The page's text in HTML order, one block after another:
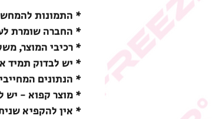
* התמונות
* החברה שומרת
* רכיבי המוצר,
* יש לבדוק תמיד
* הנתונים
* מוצר קפוא - יש לשמור
* אין להקפיא